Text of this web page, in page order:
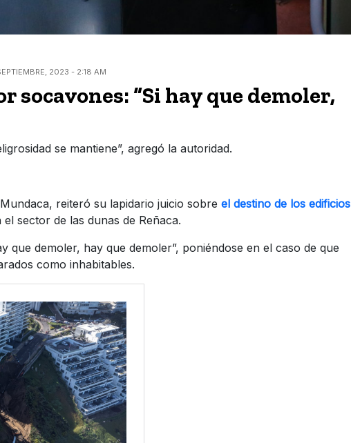
2023 - 2:18 AM
socavones: “Si hay que demoler,
se mantiene”, agregó la autoridad.
reiteró su lapidario juicio sobre el destino de los edificios
sector de las dunas de Reñaca.
que demoler, hay que demoler”, poniéndose en el caso de que
como inhabitables.